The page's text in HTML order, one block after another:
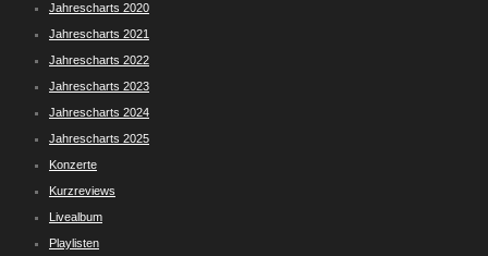
Jahrescharts 2020
Jahrescharts 2021
Jahrescharts 2022
Jahrescharts 2023
Jahrescharts 2024
Jahrescharts 2025
Konzerte
Kurzreviews
Livealbum
Playlisten